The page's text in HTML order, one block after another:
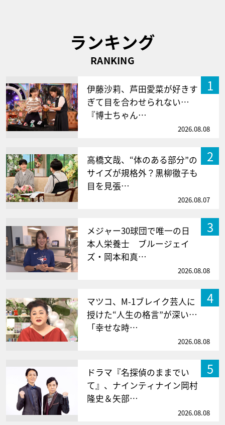
ランキング
RANKING
1
伊藤沙莉、芦田愛菜が好きす
ぎて目を合わせられない…
『博士ちゃん…
2026.08.08
2
高橋文哉、“体のある部分”の
サイズが規格外？黒柳徹子も
目を見張…
2026.08.07
3
メジャー30球団で唯一の日
本人栄養士 ブルージェイ
ズ・岡本和真…
2026.08.08
4
マツコ、M-1ブレイク芸人に
授けた“人生の格言”が深い…
「幸せな時…
2026.08.08
5
ドラマ『名探偵のままでい
て』、ナインティナイン岡村
隆史＆矢部…
2026.08.08